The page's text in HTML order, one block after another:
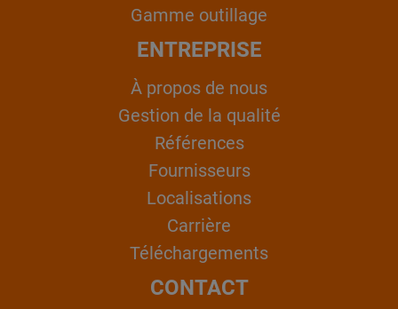
Gamme outillage
ENTREPRISE
À propos de nous
Gestion de la qualité
Références
Fournisseurs
Localisations
Carrière
Téléchargements
CONTACT